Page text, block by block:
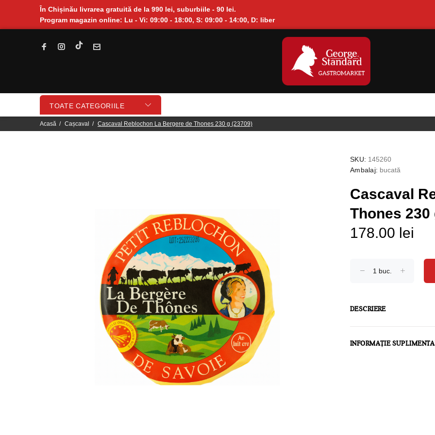
În Chișinău livrarea gratuită de la 990 lei, suburbiile - 90 lei.
Program magazin online: Lu - Vi: 09:00 - 18:00, S: 09:00 - 14:00, D: liber
TOATE CATEGORIILE
Acasă Cașcaval Cascaval Reblochon La Bergere de Thones 230 g (23709)
SKU: 145260
Ambalaj: bucată
Cascaval
Thones 230
178.00 lei
DESCRIERE
INFORMAȚIE